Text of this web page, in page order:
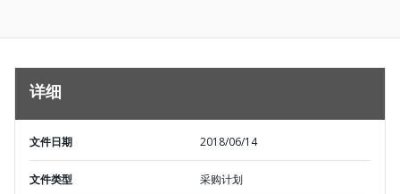
详细
文件日期 2018/06/14
文件类型 采购计划